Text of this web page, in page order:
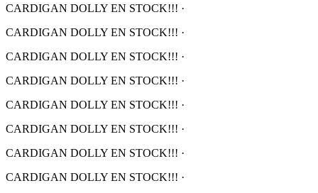
CARDIGAN DOLLY EN STOCK!!! ·
CARDIGAN DOLLY EN STOCK!!! ·
CARDIGAN DOLLY EN STOCK!!! ·
CARDIGAN DOLLY EN STOCK!!! ·
CARDIGAN DOLLY EN STOCK!!! ·
CARDIGAN DOLLY EN STOCK!!! ·
CARDIGAN DOLLY EN STOCK!!! ·
CARDIGAN DOLLY EN STOCK!!! ·